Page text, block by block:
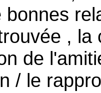
bonnes
, la
de
/ le